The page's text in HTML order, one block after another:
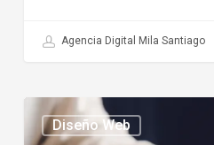
Agencia Digital Mila Santiago
Diseño Web
Mejores
agencias